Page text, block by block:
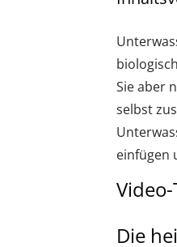
Sie aber
selbst
einfügen
Die